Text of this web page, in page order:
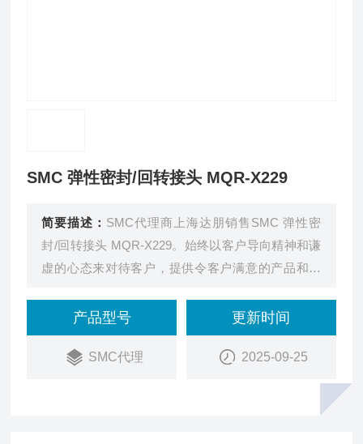
SMC 弹性密封/回转接头 MQR-X229
简要描述： SMC代理商上海达朋销售SMC 弹性密
封/回转接头 MQR-X229。始终以客户导向精神和谦
虚的心态来对待客户，提供令客户满意的产品和服
产品型号
SMC代理
更新时间
2025-09-25